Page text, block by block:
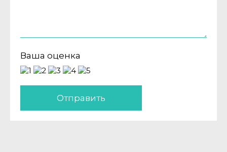
Ваша оценка
Отправить